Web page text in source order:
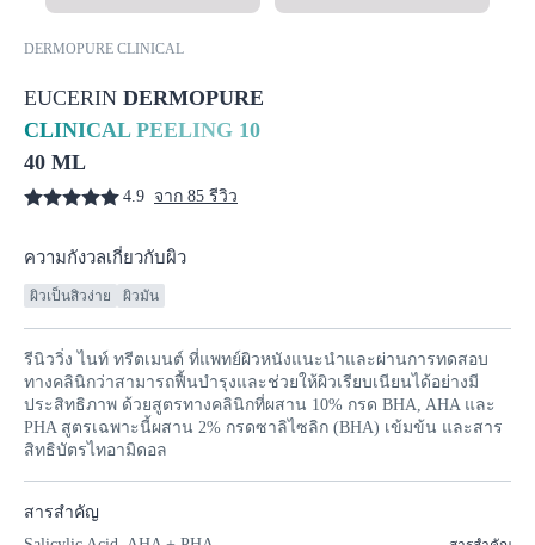
DERMOPURE CLINICAL
EUCERIN DERMOPURE
CLINICAL PEELING 10
40 ML
4.9 จาก 85 รีวิว
ความกังวลเกี่ยวกับผิว
ผิวเป็นสิวง่าย ผิวมัน
รีนิววิ่ง ไนท์ ทรีตเมนต์ ที่แพทย์ผิวหนังแนะนำและผ่านการทดสอบ
ทางคลินิกว่าสามารถฟื้นบำรุงและช่วยให้ผิวเรียบเนียนได้อย่างมี
ประสิทธิภาพ ด้วยสูตรทางคลินิกที่ผสาน 10% กรด BHA, AHA และ
PHA สูตรเฉพาะนี้ผสาน 2% กรดซาลิไซลิก (BHA) เข้มข้น และสาร
สิทธิบัตรไทอามิดอล
สารสำคัญ